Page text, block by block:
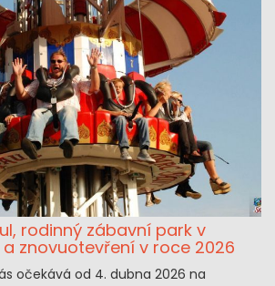
rodinný zábavní park v
a znovuotevření v roce 2026
očekává od 4. dubna 2026 na